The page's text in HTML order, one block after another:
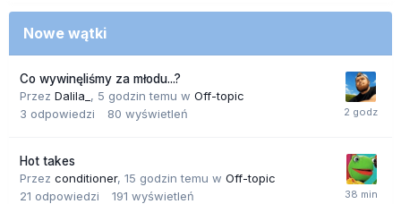
Nowe wątki
Co wywinęliśmy za młodu...?
Przez Dalila_ , 5 godzin temu w Off-topic
3 odpowiedzi 80 wyświetleń
Hot takes
Przez conditioner, 15 godzin temu w Off-topic
21 odpowiedzi 191 wyświetleń